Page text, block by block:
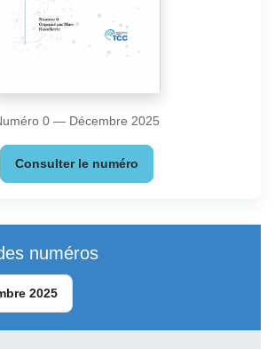
0 — Décembre 2025
Consulter le numéro
numéros
2025